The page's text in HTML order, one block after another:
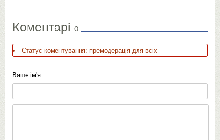
Коментарі 0
Статус коментування: премодерація для всіх
Ваше ім'я: